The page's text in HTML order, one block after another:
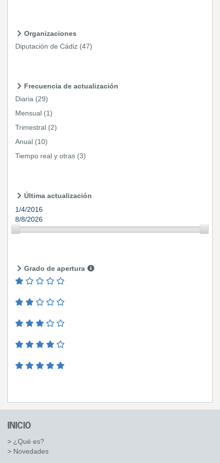
Organizaciones
Diputación de Cádiz (47)
Frecuencia de actualización
Diaria (29)
Mensual (1)
Trimestral (2)
Anual (10)
Tiempo real y otras (3)
Última actualización
1/4/2016
8/8/2026
Grado de apertura
INICIO
> ¿Qué es?
> Novedades